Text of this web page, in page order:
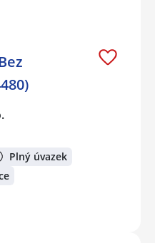
Plný úvazek